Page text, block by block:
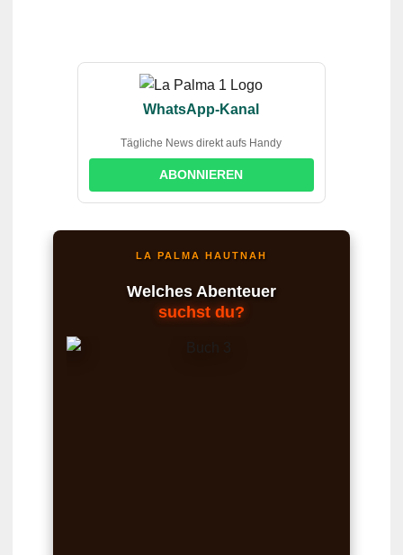
WhatsApp-Kanal
Tägliche News direkt aufs Handy
ABONNIEREN
LA PALMA HAUTNAH
Welches Abenteuer
suchst du?